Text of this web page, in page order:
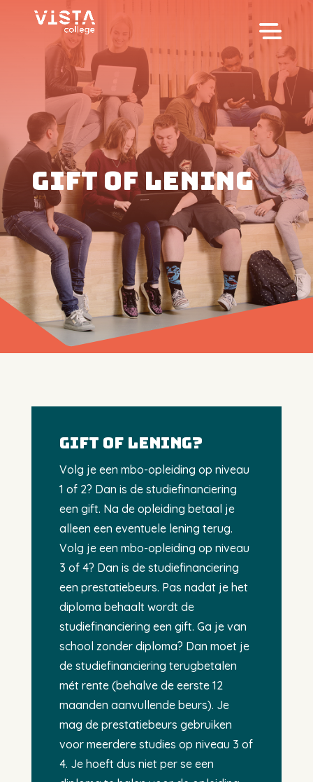
gift of lening
Gift of lening?
Volg je een mbo-opleiding op niveau
1 of 2? Dan is de studiefinanciering
een gift. Na de opleiding betaal je
alleen een eventuele lening terug.
Volg je een mbo-opleiding op niveau
3 of 4? Dan is de studiefinanciering
een prestatiebeurs. Pas nadat je het
diploma behaalt wordt de
studiefinanciering een gift. Ga je van
school zonder diploma? Dan moet je
de studiefinanciering terugbetalen
mét rente (behalve de eerste 12
maanden aanvullende beurs). Je
mag de prestatiebeurs gebruiken
voor meerdere studies op niveau 3 of
4. Je hoeft dus niet per se een